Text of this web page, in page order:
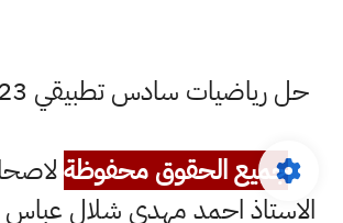
حل رياضيات سادس تطبيقي 2023 تمهيدي
جميع الحقوق محفوظة
الاستاذ احمد مهدي شلال عباس